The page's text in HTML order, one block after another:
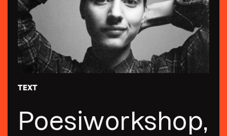
TEXT
Poesiworkshop,